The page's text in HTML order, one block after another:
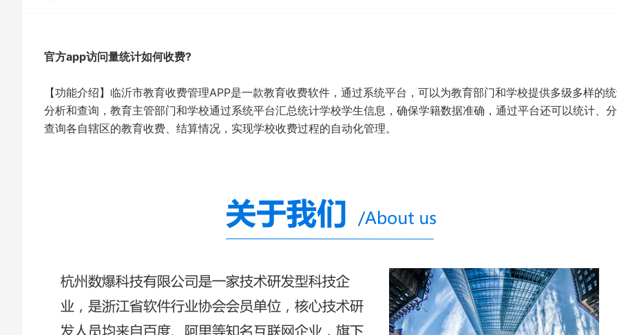
官方app访问量统计如何收费?
【功能介绍】临沂市教育收费管理APP是一款教育收费软件，通过系统平台，可以为教育部门和学校提供多级多样的
分析和查询，教育主管部门和学校通过系统平台汇总统计学校学生信息，确保学籍数据准确，通过平台还可以统计、
查询各自辖区的教育收费、结算情况，实现学校收费过程的自动化管理。